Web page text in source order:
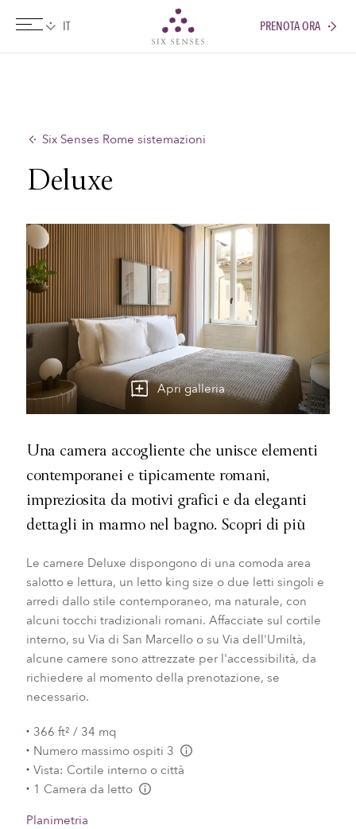
Six sensesPRENOTA ORA
Six Senses Rome sistemazioni
Deluxe
Apri galleria
Una camera accogliente che unisce elementi
contemporanei e tipicamente romani,
impreziosita da motivi grafici e da eleganti
dettagli in marmo nel bagno. Scopri di più
Le camere Deluxe dispongono di una comoda area
salotto e lettura, un letto king size o due letti singoli e
arredi dallo stile contemporaneo, ma naturale, con
alcuni tocchi tradizionali romani. Affacciate sul cortile
interno, su Via di San Marcello o su Via dell'Umiltà,
alcune camere sono attrezzate per l'accessibilità, da
richiedere al momento della prenotazione, se
necessario.
366 ft² / 34 mq
Numero massimo ospiti 3
Vista: Cortile interno o città
1 Camera da letto
Planimetria